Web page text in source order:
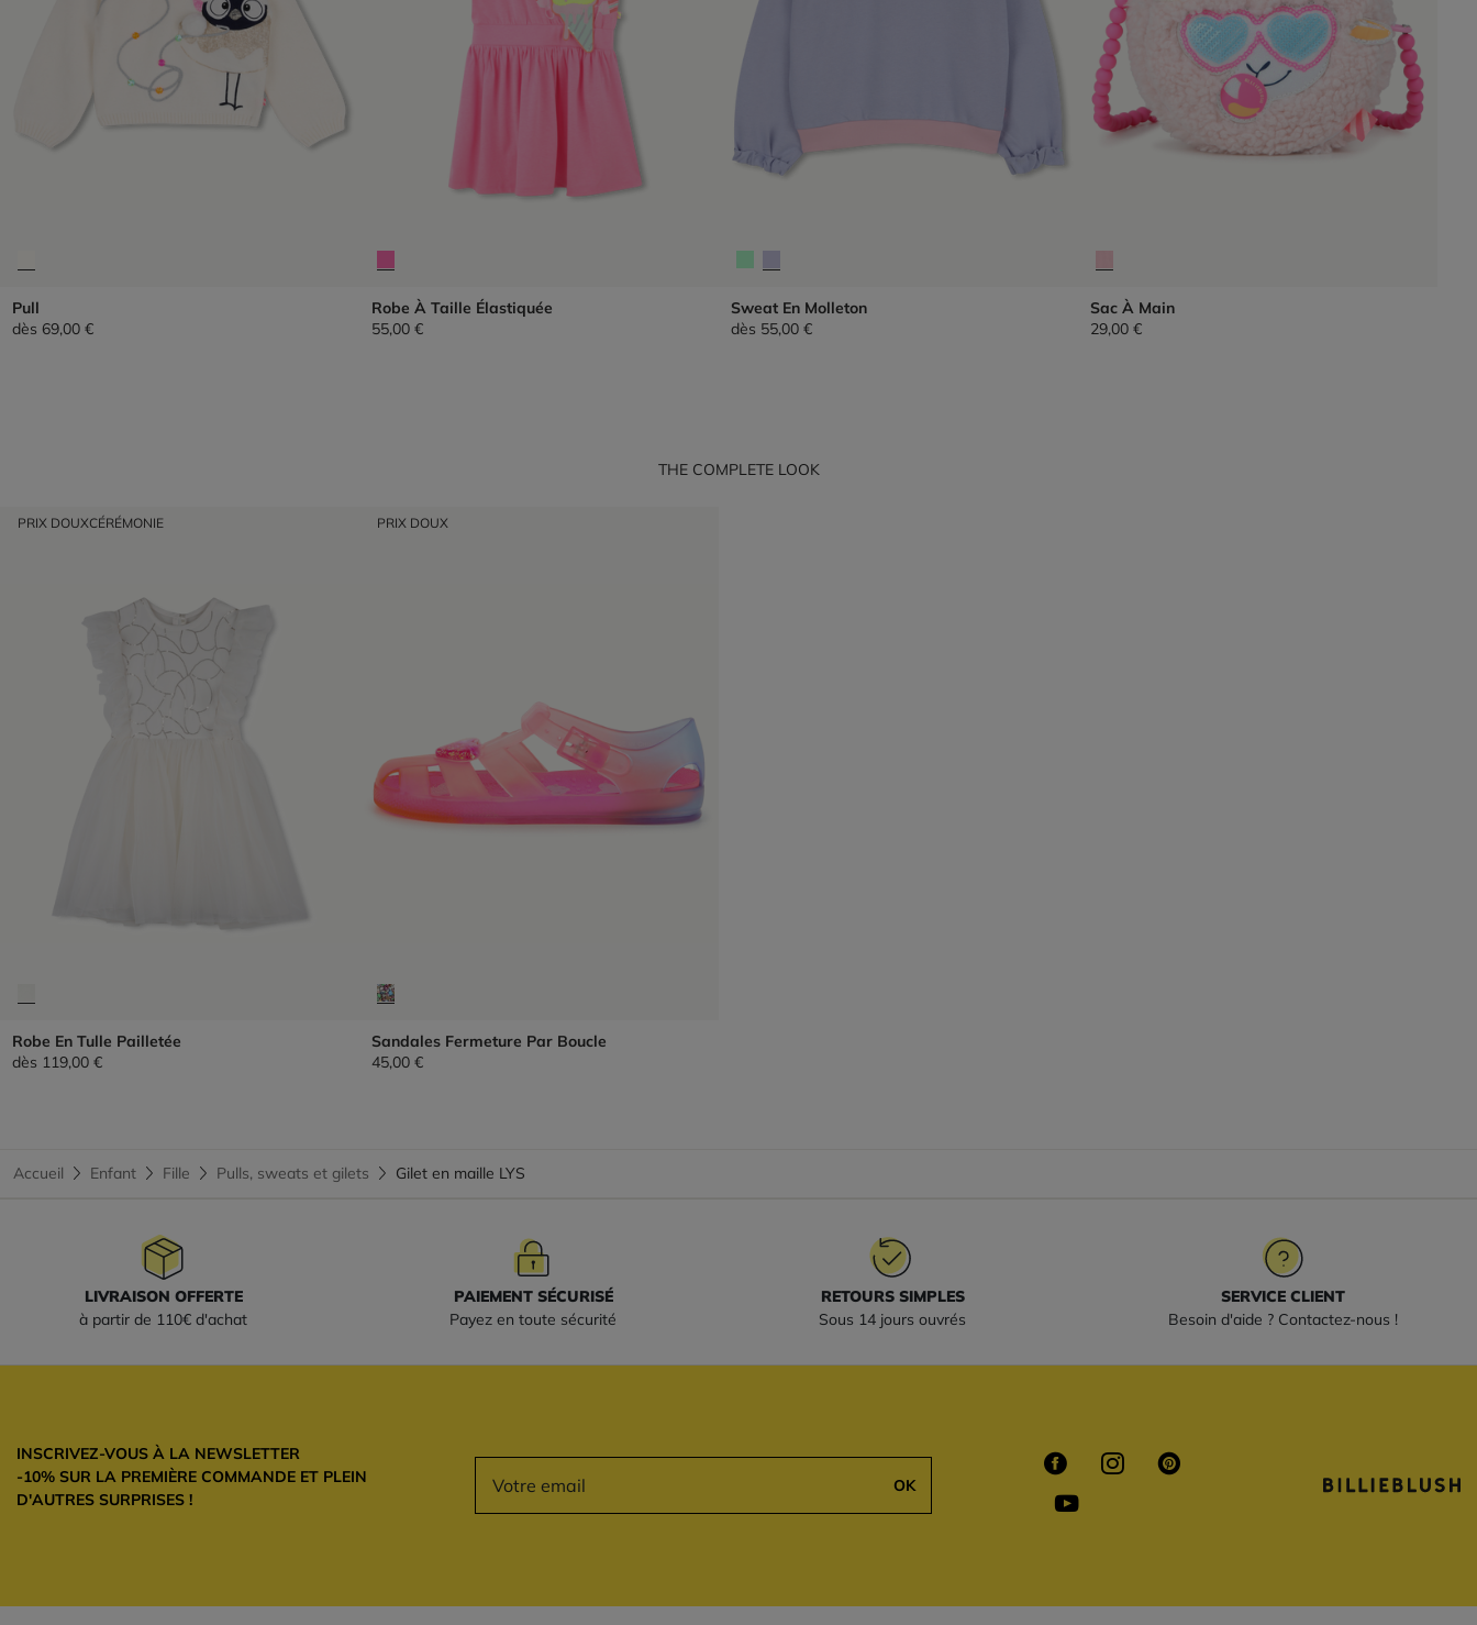
Pull
dès 69,00 €
Robe À Taille Élastiquée
55,00 €
Sweat En Molleton
dès 55,00 €
Sac À Main
29,00 €
THE COMPLETE LOOK
PRIX DOUXCÉRÉMONIE
Robe En Tulle Pailletée
dès 119,00 €
PRIX DOUX
Sandales Fermeture Par Boucle
45,00 €
Accueil Enfant Fille Pulls, sweats et gilets Gilet en maille LYS
LIVRAISON OFFERTE
à partir de 110€ d'achat
PAIEMENT SÉCURISÉ
Payez en toute sécurité
RETOURS SIMPLES
Sous 14 jours ouvrés
SERVICE CLIENT
Besoin d'aide ? Contactez-nous !
INSCRIVEZ-VOUS À LA NEWSLETTER
-10% SUR LA PREMIÈRE COMMANDE ET PLEIN
D'AUTRES SURPRISES !
OK